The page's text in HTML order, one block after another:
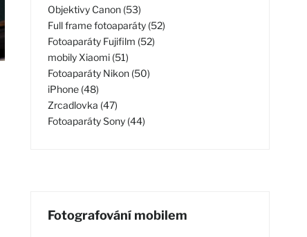
Objektivy Canon (53)
Full frame fotoaparáty (52)
Fotoaparáty Fujifilm (52)
mobily Xiaomi (51)
Fotoaparáty Nikon (50)
iPhone (48)
Zrcadlovka (47)
Fotoaparáty Sony (44)
Fotografování mobilem